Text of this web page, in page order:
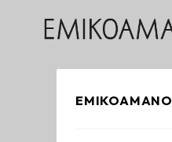
EMIKOAMANO